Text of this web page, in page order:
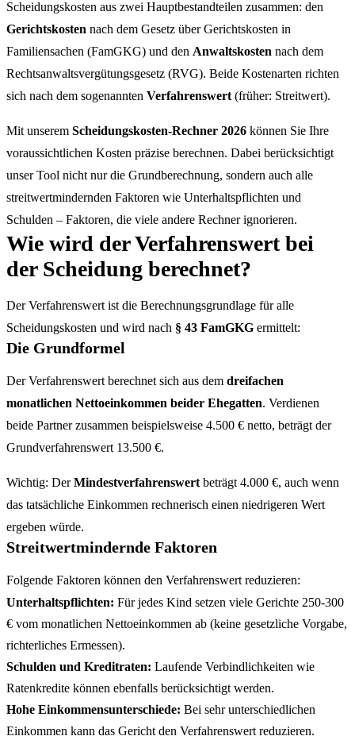
Scheidungskosten aus zwei Hauptbestandteilen zusammen: den
Gerichtskosten nach dem Gesetz über Gerichtskosten in
Familiensachen (FamGKG) und den Anwaltskosten nach dem
Rechtsanwaltsvergütungsgesetz (RVG). Beide Kostenarten richten
sich nach dem sogenannten Verfahrenswert (früher: Streitwert).
Mit unserem Scheidungskosten-Rechner 2026 können Sie Ihre
voraussichtlichen Kosten präzise berechnen. Dabei berücksichtigt
unser Tool nicht nur die Grundberechnung, sondern auch alle
streitwertmindernden Faktoren wie Unterhaltspflichten und
Schulden – Faktoren, die viele andere Rechner ignorieren.
Wie wird der Verfahrenswert bei
der Scheidung berechnet?
Der Verfahrenswert ist die Berechnungsgrundlage für alle
Scheidungskosten und wird nach § 43 FamGKG ermittelt:
Die Grundformel
Der Verfahrenswert berechnet sich aus dem dreifachen
monatlichen Nettoeinkommen beider Ehegatten. Verdienen
beide Partner zusammen beispielsweise 4.500 € netto, beträgt der
Grundverfahrenswert 13.500 €.
Wichtig: DerMindestverfahrenswert beträgt 4.000 €, auch wenn
das tatsächliche Einkommen rechnerisch einen niedrigeren Wert
ergeben würde.
Streitwertmindernde Faktoren
Folgende Faktoren können den Verfahrenswert reduzieren:
Unterhaltspflichten: Für jedes Kind setzen viele Gerichte 250-300
€ vom monatlichen Nettoeinkommen ab (keine gesetzliche Vorgabe,
richterliches Ermessen).
Schulden und Kreditraten: Laufende Verbindlichkeiten wie
Ratenkredite können ebenfalls berücksichtigt werden.
Hohe Einkommensunterschiede: Bei sehr unterschiedlichen
Einkommen kann das Gericht den Verfahrenswert reduzieren.